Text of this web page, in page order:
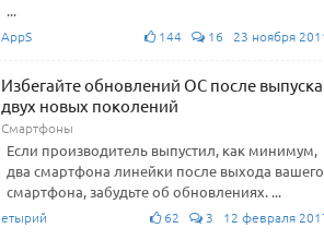
...
AppS 144 16 23 ноября
Избегайте обновлений ОС после выпуска
двух новых поколений
Смартфоны
Если производитель выпустил, как минимум,
два смартфона линейки после выхода вашего
смартфона, забудьте об обновлениях. ...
етырий 62 3 12 февраля